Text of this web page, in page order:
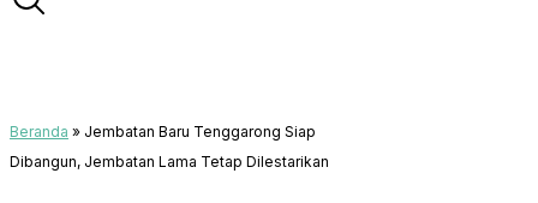
Beranda » Jembatan Baru Tenggarong Siap
Dibangun, Jembatan Lama Tetap Dilestarikan